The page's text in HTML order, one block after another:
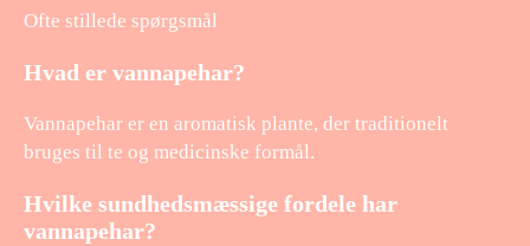
Ofte stillede spørgsmål
Hvad er vannapehar?
Vannapehar er en aromatisk plante, der traditionelt
bruges til te og medicinske formål.
Hvilke sundhedsmæssige fordele har
vannapehar?